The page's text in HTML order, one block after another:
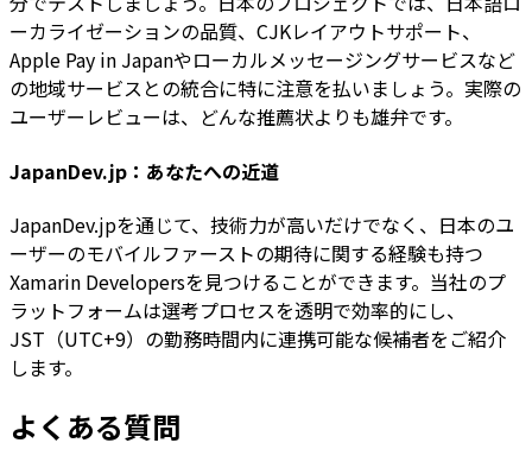
ーカライゼーションの品質、CJKレイアウトサポート、
Apple Pay in Japanやローカルメッセージングサービスなど
の地域サービスとの統合に特に注意を払いましょう。実際の
ユーザーレビューは、どんな推薦状よりも雄弁です。
JapanDev.jp：あなたへの近道
JapanDev.jpを通じて、技術力が高いだけでなく、日本のユ
ーザーのモバイルファーストの期待に関する経験も持つ
Xamarin Developersを見つけることができます。当社のプ
ラットフォームは選考プロセスを透明で効率的にし、
JST（UTC+9）の勤務時間内に連携可能な候補者をご紹介
します。
よくある質問